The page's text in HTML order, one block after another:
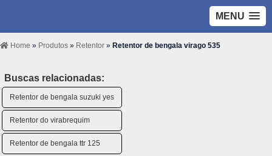
MENU
Home » Produtos » Retentor » Retentor de bengala virago 535
Buscas relacionadas:
Retentor de bengala suzuki yes
Retentor do virabrequim
Retentor de bengala ttr 125